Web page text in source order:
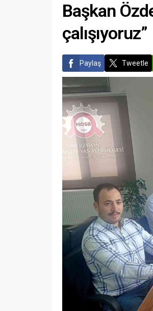
Başkan
çalışıyoruz”
Paylaş Tweetle